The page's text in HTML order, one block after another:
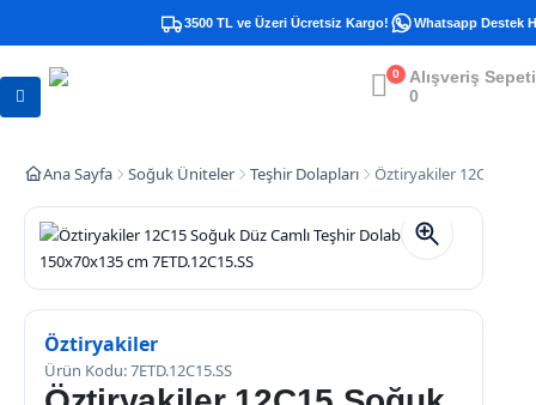
3500 TL ve Üzeri Ücretsiz Kargo! Whatsapp Destek
0
Alışveriş Sepeti
0
Ana Sayfa Soğuk Üniteler Teşhir Dolapları Öztiryakiler 12C15
Öztiryakiler
Ürün Kodu: 7ETD.12C15.SS